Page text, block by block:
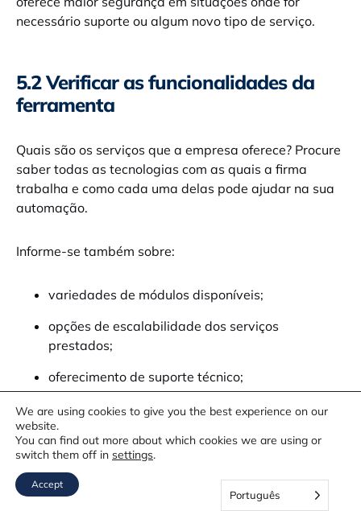
necessário suporte ou algum novo tipo de serviço.
5.2 Verificar as funcionalidades da
ferramenta
Quais são os serviços que a empresa oferece? Procure
saber todas as tecnologias com as quais a firma
trabalha e como cada uma delas pode ajudar na sua
automação.
Informe-se também sobre:
variedades de módulos disponíveis;
opções de escalabilidade dos serviços
prestados;
oferecimento de suporte técnico;
realização de manutenção periódica;
possíveis economias oferecidas por meio da
prestação de serviços específicos ou
personalizados de acordo com a sua
necessidade.
We are using cookies to give you the best experience on our
website.
You can find out more about which cookies we are using or
switch them off in settings.
Accept
Português